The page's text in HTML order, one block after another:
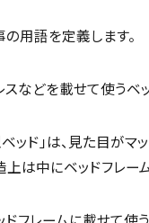
の用語を定義します。
スなどを載せて使うベ
ッド」は、見た目がマ
上は中にベッドフレー